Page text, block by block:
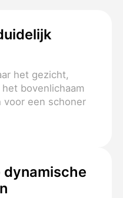
het gezicht,
bovenlichaam
voor een schoner
dynamische